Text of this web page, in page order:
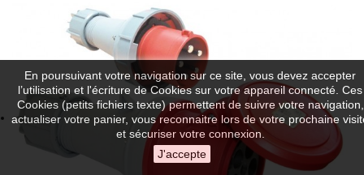
En poursuivant votre navigation sur ce site, vous devez accepter
l’utilisation et l'écriture de Cookies sur votre appareil connecté. Ces
Cookies (petits fichiers texte) permettent de suivre votre navigation,
actualiser votre panier, vous reconnaitre lors de votre prochaine
et sécuriser votre connexion.
J'accepte